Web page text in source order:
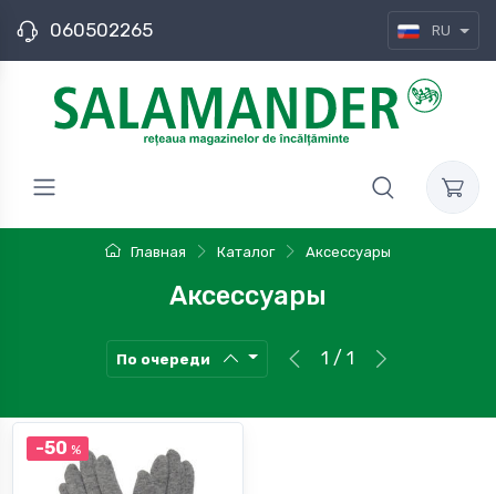
060502265 RU
Главная Каталог Аксессуары
Аксессуары
По очереди 1 / 1
-50 %